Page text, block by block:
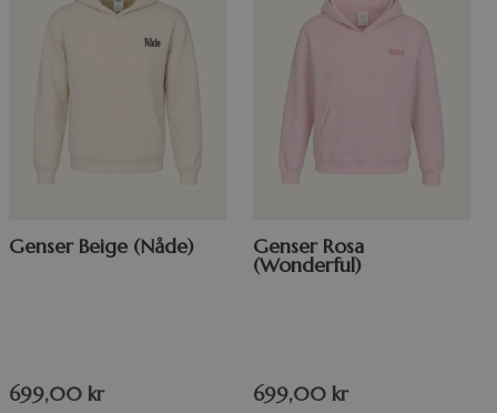
Genser Beige (Nåde)
699,00 kr
Genser Rosa
(Wonderful)
699,00 kr